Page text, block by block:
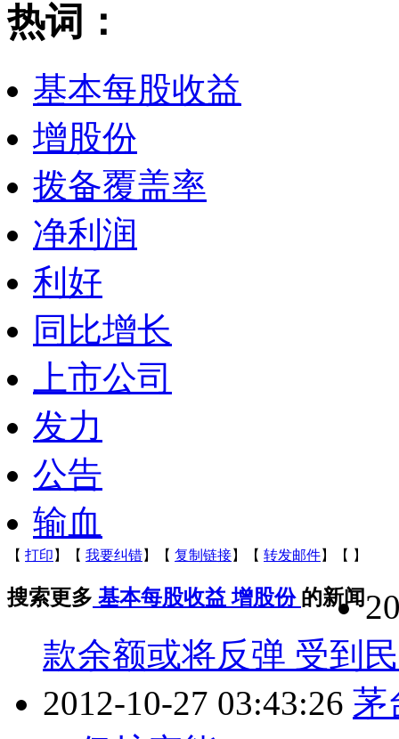
热词：
基本每股收益
增股份
拨备覆盖率
净利润
利好
同比增长
上市公司
发力
公告
输血
【 打印 】【 我要纠错】【 复制链接】【 转发邮件】【 】
搜索更多 基本每股收益增股份 的新闻
款余额或将反弹 受到
2012-10-27 03:43:26 茅